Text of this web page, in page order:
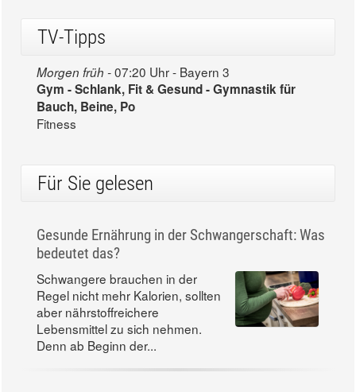
TV-Tipps
Morgen früh -07:20 Uhr - Bayern 3
Gym - Schlank, Fit & Gesund - Gymnastik für
Bauch, Beine, Po
Fitness
Für Sie gelesen
Gesunde Ernährung in der Schwangerschaft: Was
bedeutet das?
Schwangere brauchen in der
Regel nicht mehr Kalorien, sollten
aber nährstoffreichere
Lebensmittel zu sich nehmen.
Denn ab Beginn der...